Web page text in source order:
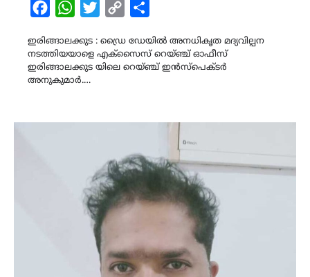
FacebookWhatsAppTwitterCopy
ഇരിങ്ങാലക്കുട : ഡ്രൈ ഡേയിൽ അനധികൃത മദ്യവില്പന
നടത്തിയയാളെ എക്സൈസ് റെയ്ഞ്ച് ഓഫീസ്
ഇരിങ്ങാലക്കുട യിലെ റെയ്ഞ്ച് ഇൻസ്പെക്ടർ
അനുകുമാർ.…